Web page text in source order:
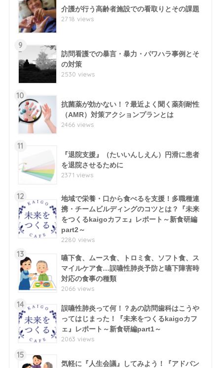
介護が行う高齢者施設での看取りとその課題
2718 views
9
訪問看護での暴言・暴力・パワハラ事例とそ
の対策
2530 views
10
抗菌薬が効かない！？最近よく聞く薬剤耐性
（AMR）対策アクションプランとは
2466 views
11
『退院支援』（たいいんしえん）円滑に患者
を退院させるために
2371 views
12
地域で栄養・口から食べるを支援！多職種連
携・チームビルディングのコツとは？『未来
をつくるkaigoカフェ』レポート～新食研編
part2～
2280 views
13
嚥下食、ムース食、トロミ食、ソフト食、ス
マイルケア食…誤嚥性肺炎予防と嚥下障害時
対応の食事の種類
2066 views
14
誤嚥性肺炎って何！？あの訪問歯科はこうや
ってはじまった！『未来をつくるkaigoカフ
ェ』レポート～新食研編part1～
2063 views
15
気軽に『人生会議』してみよう！『アドバン